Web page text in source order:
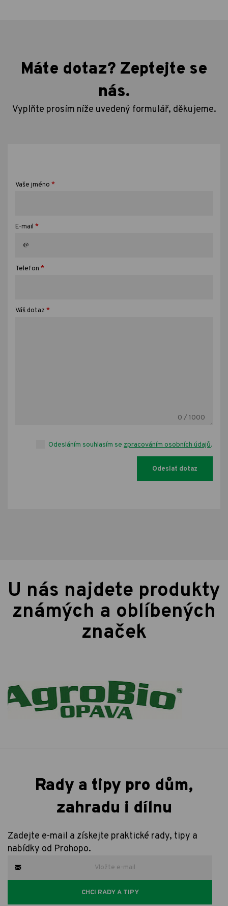
Máte dotaz? Zeptejte se
nás.
Vyplňte prosím níže uvedený formulář, děkujeme.
Vaše jméno *
E-mail *
Telefon *
Váš dotaz *
0 / 1000
Odesláním souhlasím se zpracováním osobních údajů.
U nás najdete produkty
známých a oblíbených
značek
Rady a tipy pro dům,
zahradu i dílnu
Zadejte e-mail a získejte praktické rady, tipy a
nabídky od Prohopo.
CHCI RADY A TIPY